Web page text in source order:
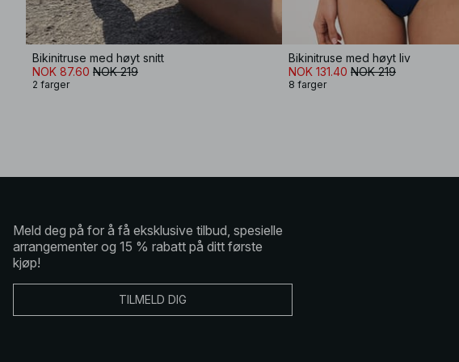
Bikinitruse med høyt snitt
NOK 87.60 NOK 219
2 farger
Bikinitruse med høyt liv
NOK 131.40 NOK 219
8 farger
Meld deg på for å få eksklusive tilbud, spesielle
arrangementer og 15 % rabatt på ditt første
kjøp!
TILMELD DIG